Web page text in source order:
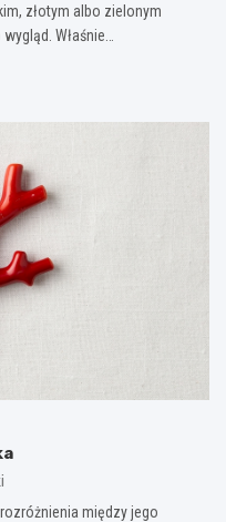
złotym albo zielonym
Właśnie…
między jego